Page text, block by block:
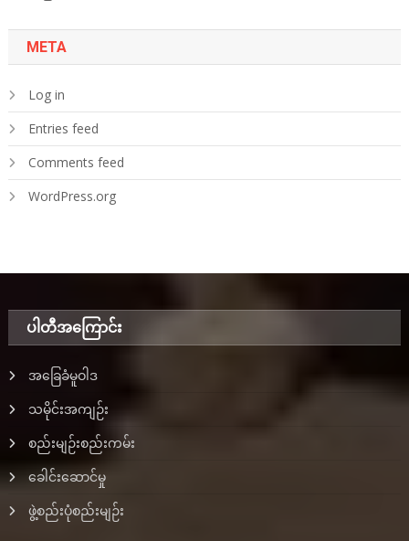
META
Log in
Entries feed
Comments feed
WordPress.org
ပါတီအ‌ကြောင်း
အခြေခံမူဝါဒ
သမိုင်းအကျဉ်း
စည်းမျဉ်းစည်းကမ်း
ခေါင်းဆောင်မှု
ဖွဲ့စည်းပုံစည်းမျဉ်း